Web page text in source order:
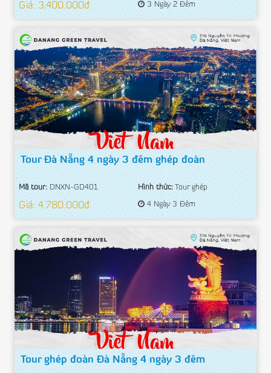
Giá: 3.400.000đ 3 Ngày 2 Đêm
Tour Đà Nẵng 4 ngày 3 đêm ghép đoàn
Mã tour:DNXN-GD401 Hình thức:Tour ghép
Giá: 4.780.000đ 4 Ngày 3 Đêm
Tour ghép đoàn Đà Nẵng 4 ngày 3 đêm